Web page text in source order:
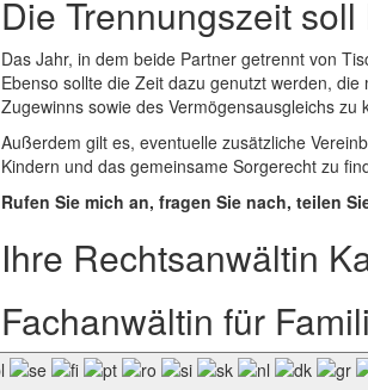
Die Trennungszeit
Das Jahr, in dem beide Partner getrennt von
Ebenso sollte die Zeit dazu genutzt werden,
Zugewinns sowie des Vermögensausgleichs zu
Außerdem gilt es, eventuelle zusätzliche
Kindern und das gemeinsame Sorgerecht zu
Rufen Sie mich an, fragen Sie nach, teilen
Ihre Rechtsanwältin
Fachanwältin für